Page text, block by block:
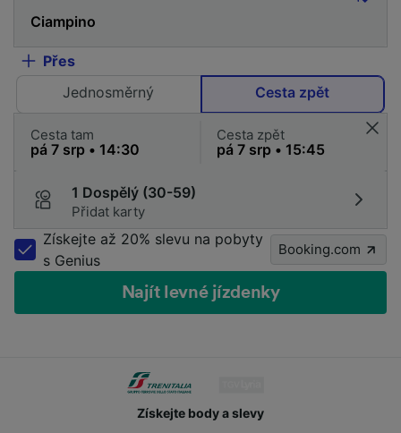
Přes
Jednosměrný
Cesta zpět
Cesta tam Cesta zpět
1 Dospělý (30-59)
Přidat karty
Získejte až 20% slevu na pobyty
s Genius
Booking.com
Najít levné jízdenky
Získejte body a slevy